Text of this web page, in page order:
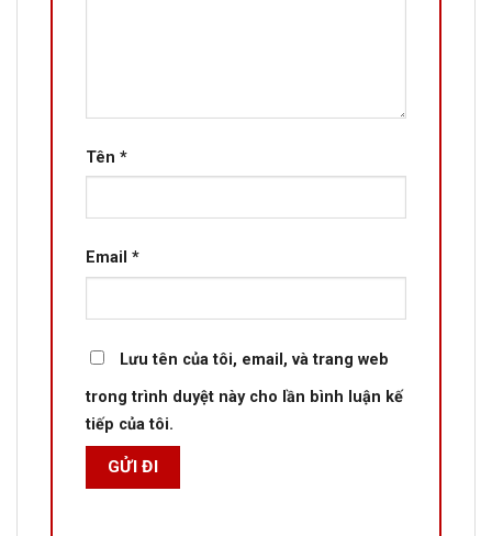
Tên *
Email *
Lưu tên của tôi, email, và trang web
trong trình duyệt này cho lần bình luận kế
tiếp của tôi.